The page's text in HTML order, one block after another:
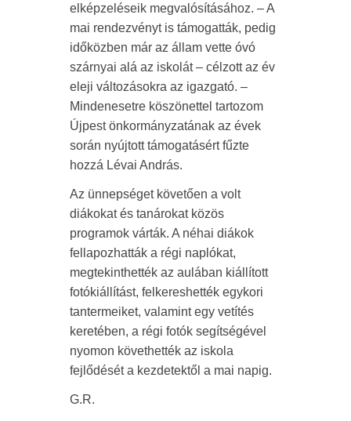
elképzeléseik megvalósításához. – A
mai rendezvényt is támogatták, pedig
időközben már az állam vette óvó
szárnyai alá az iskolát – célzott az év
eleji változásokra az igazgató. –
Mindenesetre köszönettel tartozom
Újpest önkormányzatának az évek
során nyújtott támogatásért fűzte
hozzá Lévai András.
Az ünnepséget követően a volt
diákokat és tanárokat közös
programok várták. A néhai diákok
fellapozhatták a régi naplókat,
megtekinthették az aulában kiállított
fotókiállítást, felkereshették egykori
tantermeiket, valamint egy vetítés
keretében, a régi fotók segítségével
nyomon követhették az iskola
fejlődését a kezdetektől a mai napig.
G.R.